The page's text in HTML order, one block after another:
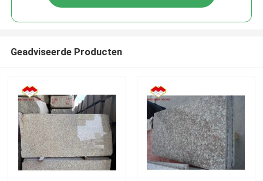
Geadviseerde Producten